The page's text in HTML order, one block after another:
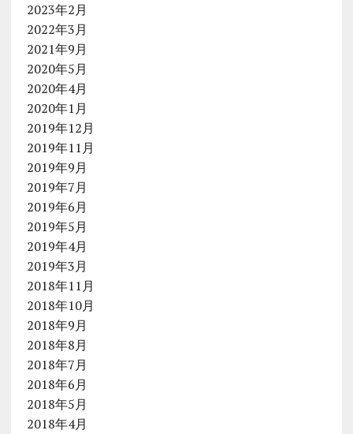
2023年2月
2022年3月
2021年9月
2020年5月
2020年4月
2020年1月
2019年12月
2019年11月
2019年9月
2019年7月
2019年6月
2019年5月
2019年4月
2019年3月
2018年11月
2018年10月
2018年9月
2018年8月
2018年7月
2018年6月
2018年5月
2018年4月